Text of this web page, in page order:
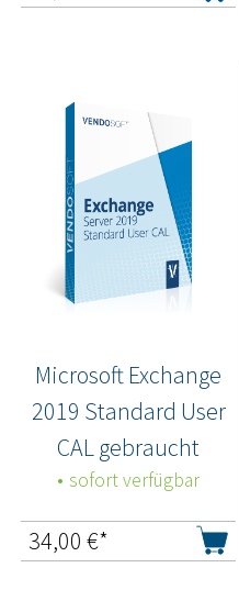
Microsoft Exchange
2019 Standard User
CAL gebraucht
sofort verfügbar
34,00 €*